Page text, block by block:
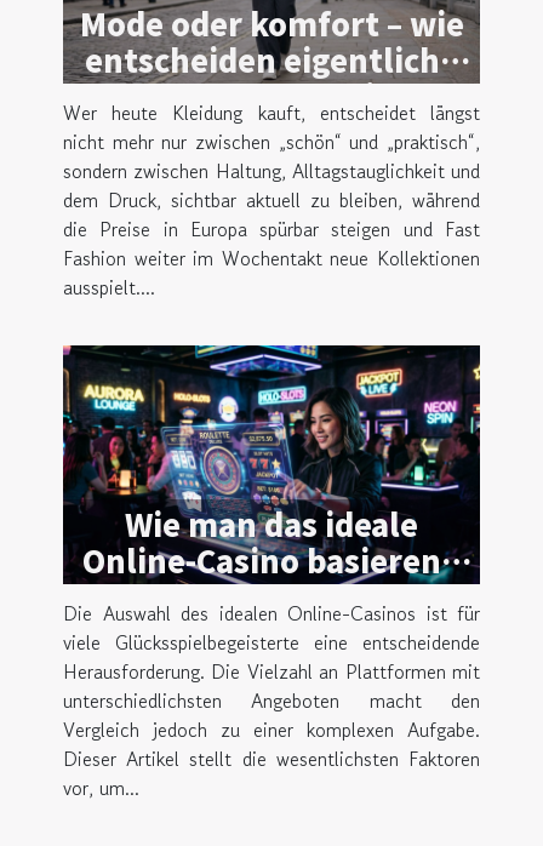
Mode oder komfort – wie
entscheiden eigentliche
trendsetter beim
kleidungskauf?
Wer heute Kleidung kauft, entscheidet längst
nicht mehr nur zwischen „schön“ und „praktisch“,
sondern zwischen Haltung, Alltagstauglichkeit und
dem Druck, sichtbar aktuell zu bleiben, während
die Preise in Europa spürbar steigen und Fast
Fashion weiter im Wochentakt neue Kollektionen
ausspielt....
Wie man das ideale
Online-Casino basierend
auf Nutzerpräferenzen
auswählt
Die Auswahl des idealen Online-Casinos ist für
viele Glücksspielbegeisterte eine entscheidende
Herausforderung. Die Vielzahl an Plattformen mit
unterschiedlichsten Angeboten macht den
Vergleich jedoch zu einer komplexen Aufgabe.
Dieser Artikel stellt die wesentlichsten Faktoren
vor, um...